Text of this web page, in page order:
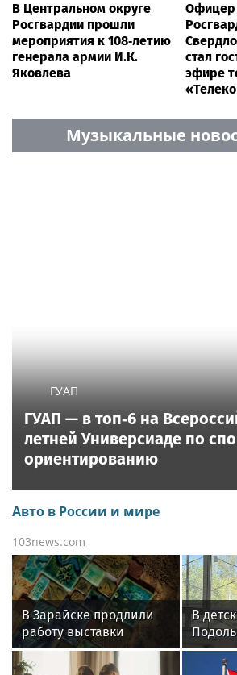
В Центральном округе
Росгвардии прошли
мероприятия к 108‑летию
генерала армии И.К.
Яковлева
Офицер
стал
эфире
Музыкальные
ГУАП
ГУАП — в топ‑6 на
летней Универсиаде по
ориентированию
Авто в России и мире
103news.com
В Зарайске продлили
работу выставки
«Искусство в поиске.
Взгляд в прошлое»
В